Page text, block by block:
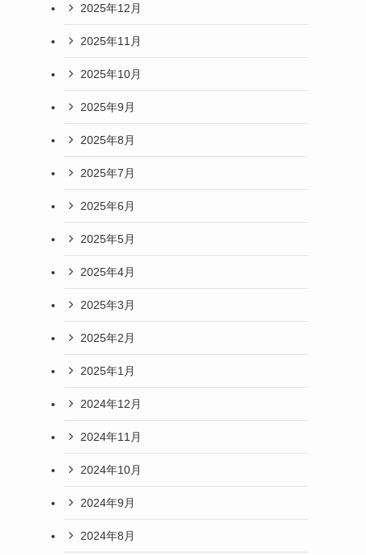
2025年12月
2025年11月
2025年10月
2025年9月
2025年8月
2025年7月
2025年6月
2025年5月
2025年4月
2025年3月
2025年2月
2025年1月
2024年12月
2024年11月
2024年10月
2024年9月
2024年8月